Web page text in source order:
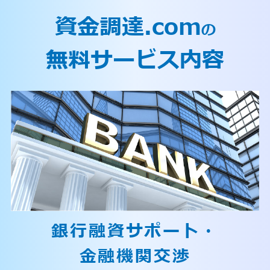
資金調達.comの
無料サービス内容
銀行融資サポート・
金融機関交渉